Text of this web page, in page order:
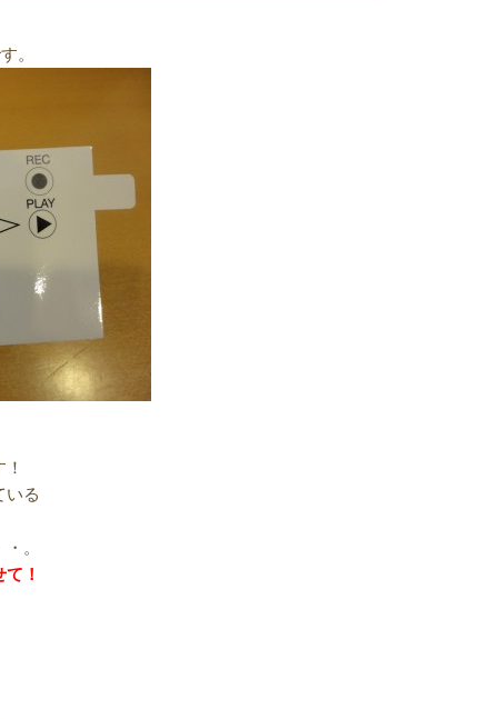
。
いる
。
！